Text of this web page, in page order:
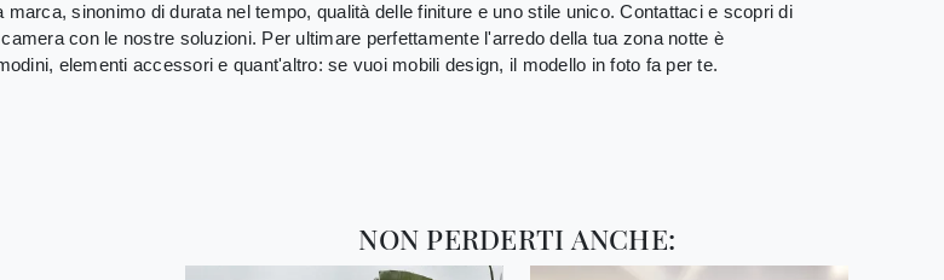
marca, sinonimo di durata nel tempo, qualità delle finiture e uno stile unico. Contattaci e scopri di
con le nostre soluzioni. Per ultimare perfettamente l'arredo della tua zona notte è
elementi accessori e quant'altro: se vuoi mobili design, il modello in foto fa per te.
NON PERDERTI ANCHE: